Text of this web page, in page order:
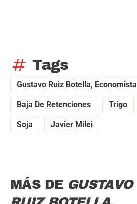
tag Tags
Gustavo Ruiz Botella, Economista
Baja De Retenciones Trigo
Soja Javier Milei
MÁS DE GUSTAVO